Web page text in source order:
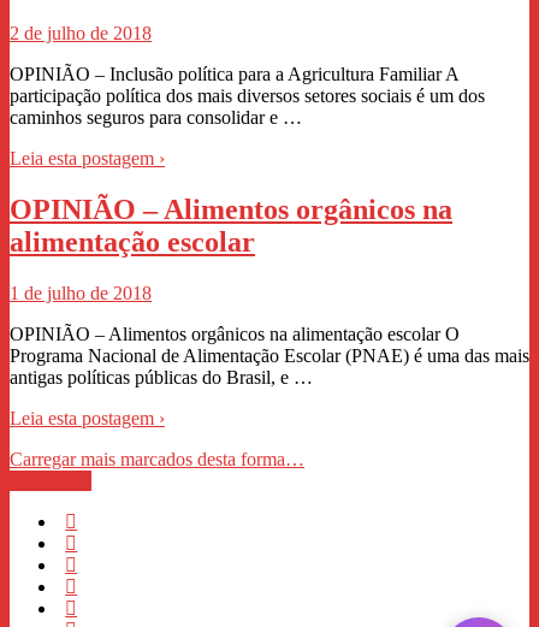
2 de julho de 2018
OPINIÃO – Inclusão política para a Agricultura Familiar A
participação política dos mais diversos setores sociais é um dos
caminhos seguros para consolidar e …
Leia esta postagem ›
OPINIÃO – Alimentos orgânicos na
alimentação escolar
1 de julho de 2018
OPINIÃO – Alimentos orgânicos na alimentação escolar O
Programa Nacional de Alimentação Escolar (PNAE) é uma das mais
antigas políticas públicas do Brasil, e …
Leia esta postagem ›
Carregar mais marcados desta forma…